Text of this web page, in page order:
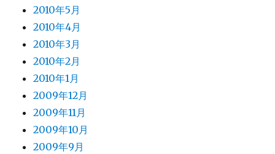
2010年5月
2010年4月
2010年3月
2010年2月
2010年1月
2009年12月
2009年11月
2009年10月
2009年9月